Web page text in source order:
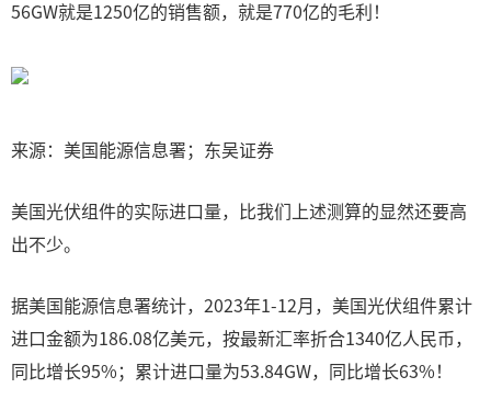
56GW就是1250亿的销售额，就是770亿的毛利！
来源：美国能源信息署；东吴证券
美国光伏组件的实际进口量，比我们上述测算的显然还要高
出不少。
据美国能源信息署统计，2023年1-12月，美国光伏组件累计
进口金额为186.08亿美元，按最新汇率折合1340亿人民币，
同比增长95%；累计进口量为53.84GW，同比增长63%！